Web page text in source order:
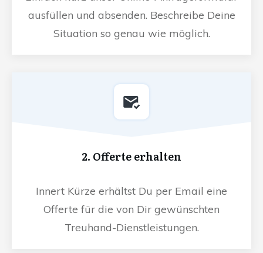
ausfüllen und absenden. Beschreibe Deine
Situation so genau wie möglich.
2. Offerte erhalten
Innert Kürze erhältst Du per Email eine
Offerte für die von Dir gewünschten
Treuhand-Dienstleistungen.